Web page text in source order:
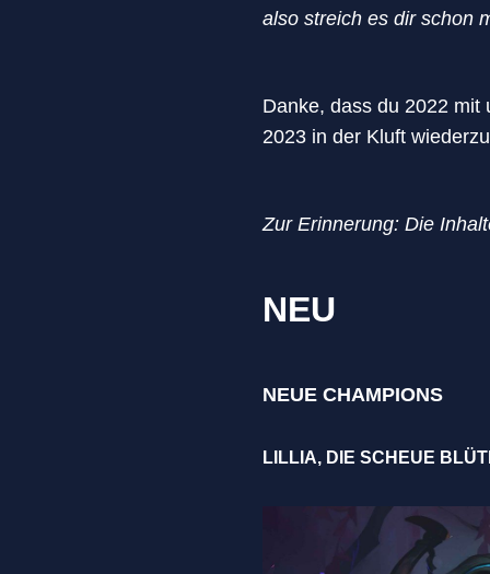
also streich es dir schon
Danke, dass du 2022 mit
2023 in der Kluft
Zur Erinnerung: Die
NEU
NEUE CHAMPIONS
LILLIA, DIE SCHEUE